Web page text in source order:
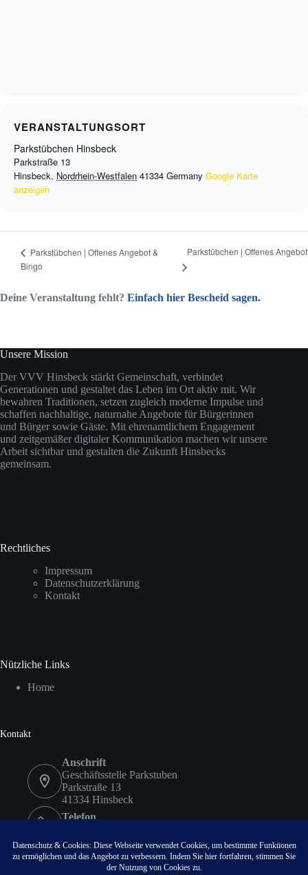
VERANSTALTUNGSORT
Parkstübchen Hinsbeck
Parkstraße 13
Hinsbeck, Nordrhein-Westfalen 41334 Germany Google Karte
anzeigen
Parkstübchen | Offenes Angebot &
Bingo
Parkstübchen | Offenes Angebot
Deine Veranstaltung fehlt? Einfach hier Bescheid sagen.
Unsere Mission
Der VVV Hinsbeck stärkt Gemeinschaft, verbindet
Generationen und gestaltet das Leben im Ort aktiv mit. Wir
bewahren Traditionen, setzen zugleich moderne Impulse und
schaffen nachhaltige, naturnahe Angebote für Bürgerinnen
und Bürger sowie Gäste. Mit ehrenamtlichem Engagement
und zeitgemäßer digitaler Kommunikation machen wir unsere
Arbeit sichtbar und gestalten die Zukunft Hinsbecks
gemeinsam.
Rechtliches
Impressum
Datenschutzerklärung
Kontakt
Nützliche Links
Home
Kontakt
Anschrift
Geschäftsstelle Parkstuben
Parkstraße 13
41334 Hinsbeck
Telefon
Fax
02153 9578418